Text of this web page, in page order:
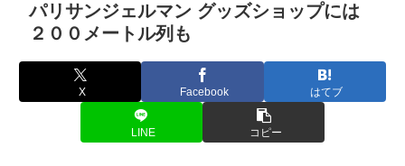
パリサンジェルマン グッズショップには
２００メートル列も
X Facebook はてブ
LINE コピー